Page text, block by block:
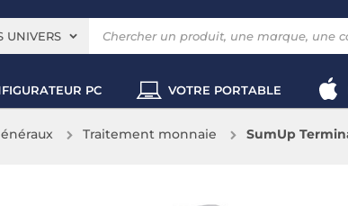
UNIVERS
PC VOTRE PORTABLE
Traitement monnaie SumUp